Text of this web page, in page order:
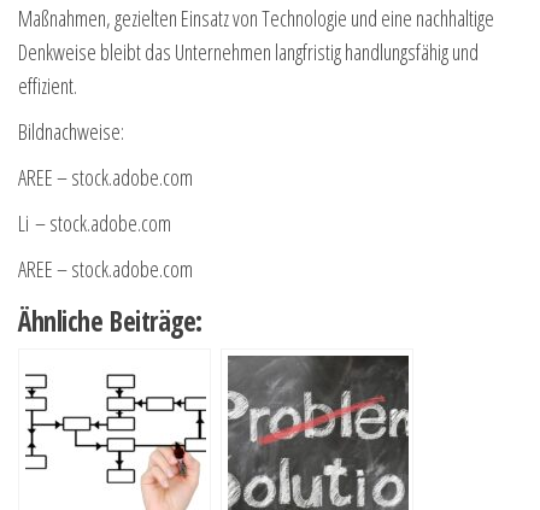
Maßnahmen, gezielten Einsatz von Technologie und eine nachhaltige
Denkweise bleibt das Unternehmen langfristig handlungsfähig und
effizient.
Bildnachweise:
AREE– stock.adobe.com
Li – stock.adobe.com
AREE– stock.adobe.com
Ähnliche Beiträge: